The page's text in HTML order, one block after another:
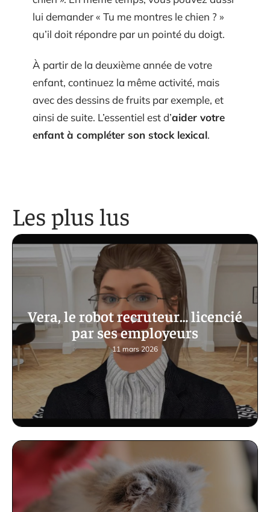
lui demander « Tu me montres le chien ? »
qu’il doit répondre par un pointé du doigt.
À partir de la deuxième année de votre
enfant, continuez la même activité, mais
avec des dessins de fruits par exemple, et
ainsi de suite. L’essentiel est d’aider votre
enfant à compléter son stock lexical.
Les plus lus
Vera, le robot recruteur… licencié
par ses employeurs
11 mars 2026